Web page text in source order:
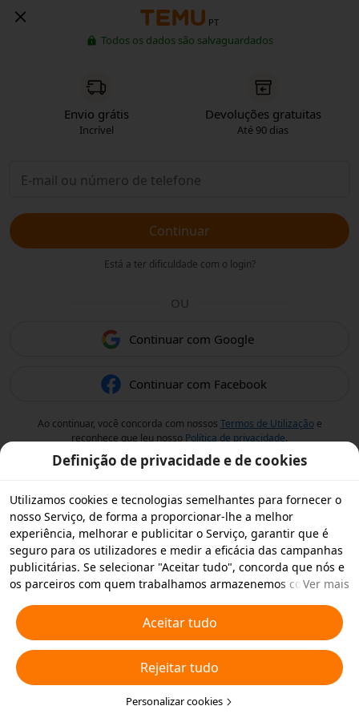
PT
Todos os dados são salvaguardados
Envio grátis
Incrível
Devoluções gratuitas
Até 90 dias
Continuar
Está a ter dificuldade com o login?
OU
Continuar com Google
Continuar com Facebook
Ao continuar, você concorda com nossos Termos de Utilizaçãoe
reconhece que leu nosso Política de privacidade.
Definição de privacidade e de cookies
Utilizamos cookies e tecnologias semelhantes para fornecer o
nosso Serviço, de forma a proporcionar-lhe a melhor
experiência, melhorar e publicitar o Serviço, garantir que é
seguro para os utilizadores e medir a eficácia das campanhas
publicitárias. Se selecionar "Aceitar tudo", concorda que nós e
os parceiros com quem trabalhamos armazenemos cookies e
publicitários. Também pode "Rejeitar todos" os cookies não
essenciais ou escolher os tipos de cookies que pretende
aceitar ou desativar clicando em "Personalizar cookies" abaixo
ou em qualquer altura nas suas definições de privacidade.
Para obter mais informações, consulte a nossaPolítica relativa
a Cookies e Tecnologias Semelhantes.
Ver mais
Aceitar tudo
Rejeitar tudo
Personalizar cookies